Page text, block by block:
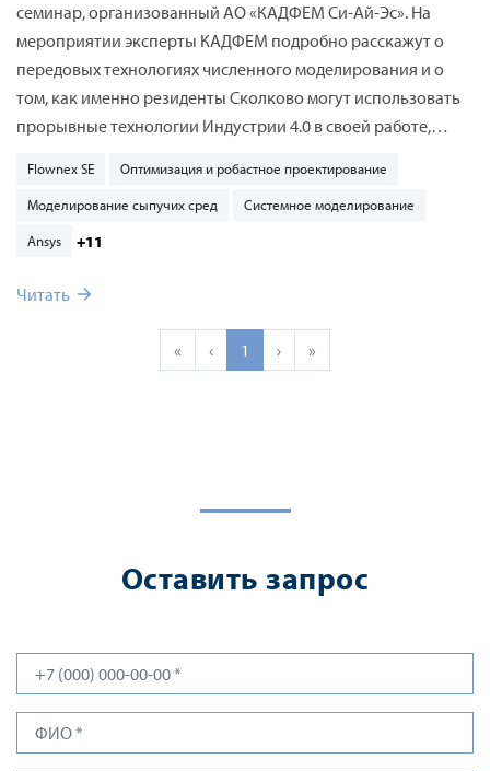
семинар, организованный АО «КАДФЕМ Си-Ай-Эс». На
мероприятии эксперты КАДФЕМ подробно расскажут о
передовых технологиях численного моделирования и о
том, как именно резиденты Сколково могут использовать
прорывные технологии Индустрии 4.0 в своей работе,
принципиально новый уровень.
Flownex SE Оптимизация и робастное проектирование
Моделирование сыпучих сред Системное моделирование
Ansys +11
Читать
« ‹ 1 › »
Оставить запрос